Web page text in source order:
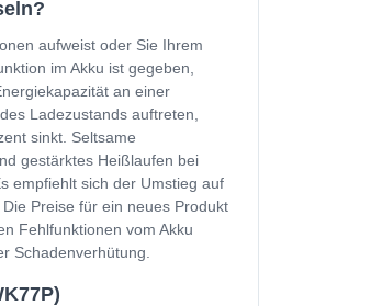
aufweist oder Sie Ihrem
im Akku ist gegeben,
an einer
Ladezustands auftreten,
sinkt. Seltsame
gestärktes Heißlaufen bei
empfiehlt sich der Umstieg auf
Preise für ein neues Produkt
Fehlfunktionen vom Akku
Schadenverhütung.